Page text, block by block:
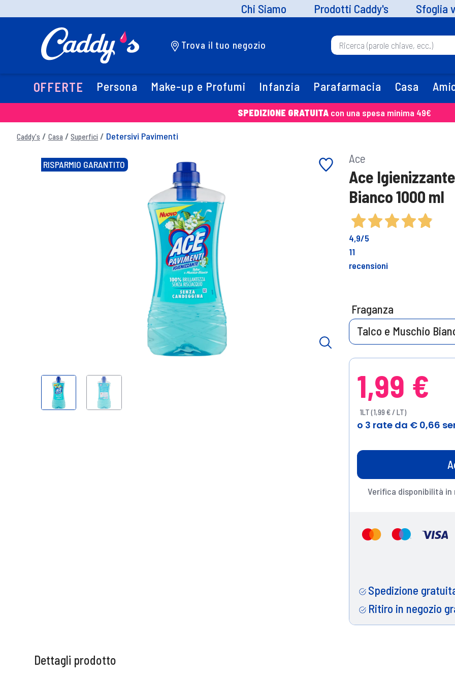
Chi Siamo Prodotti Caddy's Sfoglia
Trova il tuo negozio
OFFERTE Persona Make-up e Profumi Infanzia Parafarmacia Casa
SPEDIZIONE GRATUITA con una spesa minima 49€
Caddy's Casa Superfici Detersivi Pavimenti
RISPARMIO GARANTITO Ace
Ace
Bianco 1000 ml
4,9/5
11
recensioni
Fraganza
Talco e Muschio
1,99 €
1LT (1,99 € / LT)
Verifica disponibilità in
Spedizione
Ritiro in negozio
Dettagli prodotto